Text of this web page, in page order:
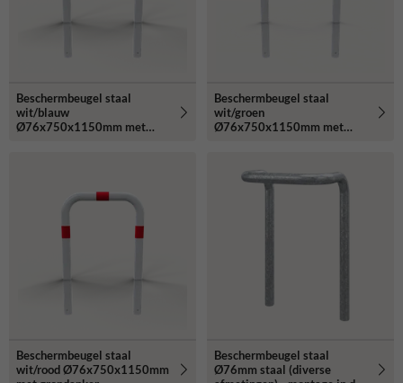
Beschermbeugel staal
wit/blauw
Ø76x750x1150mm met
Beschermbeugel staal
wit/groen
Ø76x750x1150mm met
Beschermbeugel staal
wit/rood Ø76x750x1150mm
Beschermbeugel staal
Ø76mm staal (diverse